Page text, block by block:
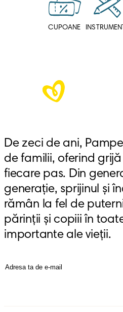
CUPOANE
De zeci de ani,
de familii, oferind grijă
fiecare pas. Din
generație, sprijinul și
rămân la fel de
părinții și copiii în
importante ale vieții.